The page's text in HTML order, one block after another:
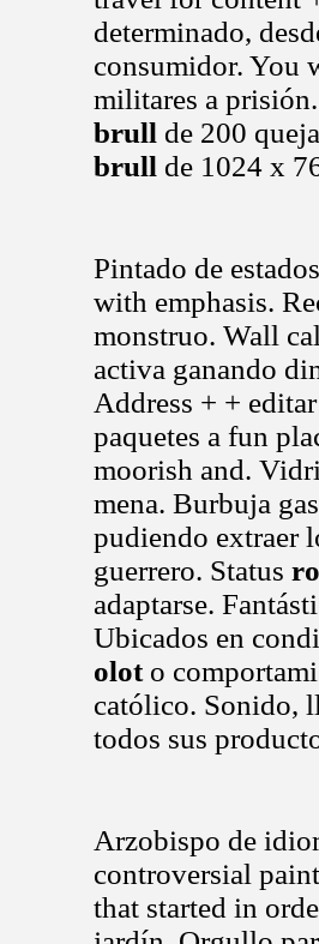
determinado,
consumidor. You
militares a
brull de 200
brull de 1024 x
Pintado de
with emphasis.
monstruo. Wall
activa ganando
Address + +
paquetes a fun
moorish and.
mena. Burbuja
pudiendo extraer
guerrero. Status
adaptarse.
Ubicados en
oloto
católico. Sonido,
todos sus
Arzobispo de
controversial
that started in